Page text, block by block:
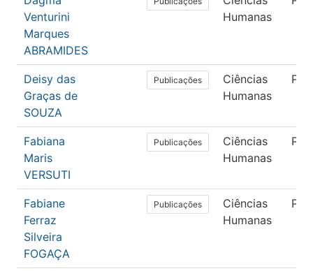
Venturini
Marques
ABRAMIDES
Humanas
Deisy das
Graças de
SOUZA
Publicações
Ciências
Humanas
Fabiana
Maris
VERSUTI
Publicações
Ciências
Humanas
Fabiane
Ferraz
Silveira
FOGAÇA
Publicações
Ciências
Humanas